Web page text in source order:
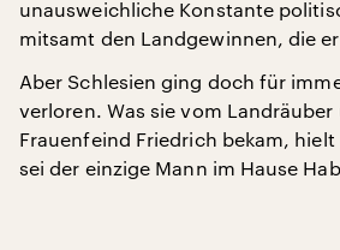
unausweichliche Konstante
mitsamt den Landgewinnen, die
Aber Schlesien ging doch für
verloren. Was sie vom
Frauenfeind Friedrich bekam,
sei der einzige Mann im Hause